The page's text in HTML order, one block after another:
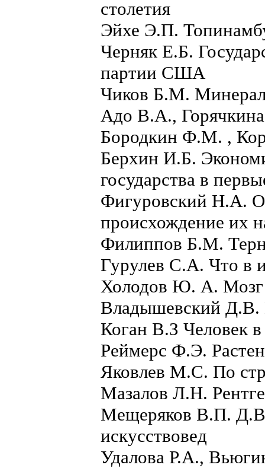
столетия
Эйхе Э.П.
Черняк Е.Б.
партии США
Чиков Б.М.
Адо В.А.,
Бородкин Ф.М. ,
Берхин И.Б.
государства в
Фигуровский Н.А.
происхождение их
Филиппов Б.М.
Гурулев С.А. Что в
Холодов Ю. А. Мозг
Владышевский Д.В.
Коган В.З Человек
Реймерс Ф.Э.
Яковлев М.С. По
Мазалов Л.Н.
Мещеряков В.П.
искусствовед
Удалова Р.А.,